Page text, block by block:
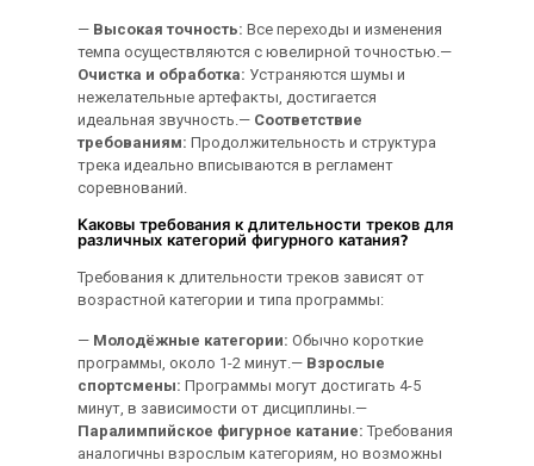
— Высокая точность: Все переходы и изменения
темпа осуществляются с ювелирной точностью.—
Очистка и обработка: Устраняются шумы и
нежелательные артефакты, достигается
идеальная звучность.— Соответствие
требованиям: Продолжительность и структура
трека идеально вписываются в регламент
соревнований.
Каковы требования к длительности треков для
различных категорий фигурного катания?
Требования к длительности треков зависят от
возрастной категории и типа программы:
— Молодёжные категории: Обычно короткие
программы, около 1-2 минут.— Взрослые
спортсмены: Программы могут достигать 4-5
минут, в зависимости от дисциплины.—
Паралимпийское фигурное катание: Требования
аналогичны взрослым категориям, но возможны